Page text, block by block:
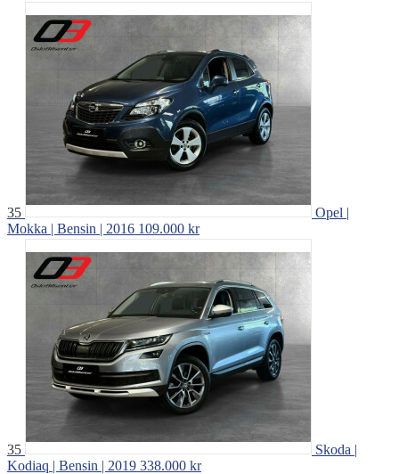
35
Opel |
Mokka | Bensin | 2016 109.000 kr
35
Skoda |
Kodiaq | Bensin | 2019 338.000 kr